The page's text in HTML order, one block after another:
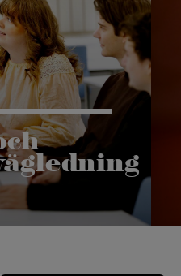
studera? Våra
kan hjälpa